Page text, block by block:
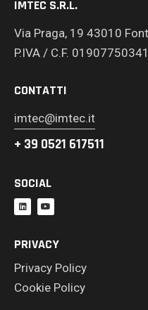
IMTEC S.R.L.
Via Praga, 19 43010
P.IVA / C.F. 01907750341
CONTATTI
imtec@imtec.it
+ 39 0521 617511
SOCIAL
PRIVACY
Privacy Policy
Cookie Policy